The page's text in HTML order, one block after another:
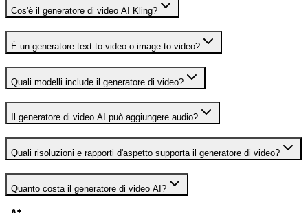
Cos'è il generatore di video AI Kling?
È un generatore text-to-video o image-to-video?
Quali modelli include il generatore di video?
Il generatore di video AI può aggiungere audio?
Quali risoluzioni e rapporti d'aspetto supporta il generatore di video?
Quanto costa il generatore di video AI?